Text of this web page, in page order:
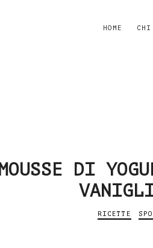
HOME CHI
MOUSSE DI
RICETTE